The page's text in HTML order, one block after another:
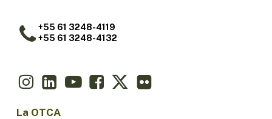
+55 61 3248-4119
+55 61 3248-4132
La OTCA